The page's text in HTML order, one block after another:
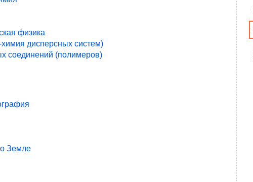
физика
дисперсных систем)
соединений (полимеров)
Земле